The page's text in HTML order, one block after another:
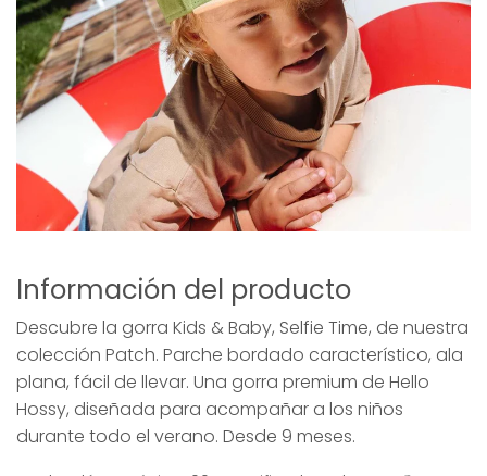
Información del producto
Descubre la gorra Kids & Baby, Selfie Time, de nuestra
colección Patch. Parche bordado característico, ala
plana, fácil de llevar. Una gorra premium de Hello
Hossy, diseñada para acompañar a los niños
durante todo el verano. Desde 9 meses.